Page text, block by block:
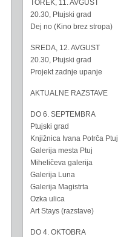
TOREK, 11. AVGUST
20.30, Ptujski grad
Dej no (Kino brez stropa)
SREDA, 12. AVGUST
20.30, Ptujski grad
Projekt zadnje upanje
AKTUALNE RAZSTAVE
DO 6. SEPTEMBRA
Ptujski grad
Knjižnica Ivana Potrča Ptuj
Galerija mesta Ptuj
Miheličeva galerija
Galerija Luna
Galerija Magistrta
Ozka ulica
Art Stays (razstave)
DO 4. OKTOBRA